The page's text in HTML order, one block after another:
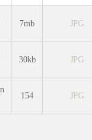
7mb JPG
30kb JPG
154 JPG